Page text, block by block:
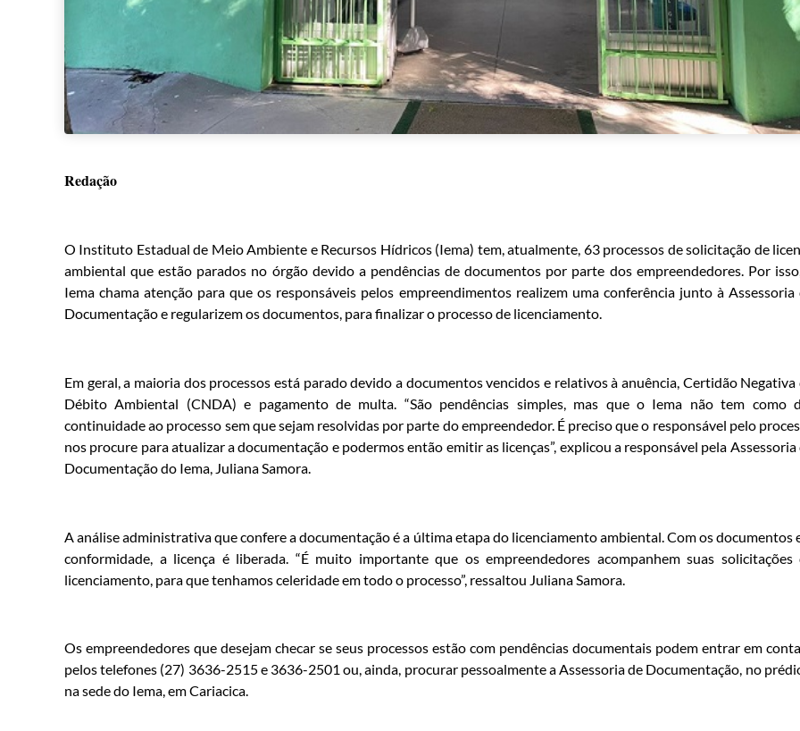
Redação
O Instituto Estadual de Meio Ambiente e Recursos Hídricos (Iema) tem, atualmente, 63 processos de solicitação de
ambiental que estão parados no órgão devido a pendências de documentos por parte dos empreendedores. Por
Iema chama atenção para que os responsáveis pelos empreendimentos realizem uma conferência junto à Assessoria
Documentação e regularizem os documentos, para finalizar o processo de licenciamento.
Em geral, a maioria dos processos está parado devido a documentos vencidos e relativos à anuência, Certidão Negativa
Débito Ambiental (CNDA) e pagamento de multa. “São pendências simples, mas que o Iema não tem como
continuidade ao processo sem que sejam resolvidas por parte do empreendedor. É preciso que o responsável pelo
nos procure para atualizar a documentação e podermos então emitir as licenças”, explicou a responsável pela Assessoria
Documentação do Iema, Juliana Samora.
A análise administrativa que confere a documentação é a última etapa do licenciamento ambiental. Com os documentos
conformidade, a licença é liberada. “É muito importante que os empreendedores acompanhem suas solicitações
licenciamento, para que tenhamos celeridade em todo o processo”, ressaltou Juliana Samora.
Os empreendedores que desejam checar se seus processos estão com pendências documentais podem entrar em
pelos telefones (27) 3636-2515 e 3636-2501 ou, ainda, procurar pessoalmente a Assessoria de Documentação, no
na sede do Iema, em Cariacica.